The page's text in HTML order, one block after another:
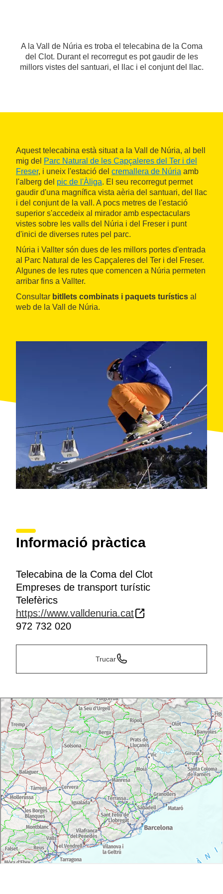
A la Vall de Núria es troba el telecabina de la Coma
del Clot. Durant el recorregut es pot gaudir de les
millors vistes del santuari, el llac i el conjunt del llac.
Aquest telecabina està situat a la Vall de Núria, al bell
mig del Parc Natural de les Capçaleres del Ter i del
Freser, i uneix l'estació del cremallera de Núria amb
l'alberg del pic de l'Àliga. El seu recorregut permet
gaudir d'una magnífica vista aèria del santuari, del llac
i del conjunt de la vall. A pocs metres de l'estació
superior s'accedeix al mirador amb espectaculars
vistes sobre les valls del Núria i del Freser i punt
d'inici de diverses rutes pel parc.
Núria i Vallter són dues de les millors portes d'entrada
al Parc Natural de les Capçaleres del Ter i del Freser.
Algunes de les rutes que comencen a Núria permeten
arribar fins a Vallter.
Consultar bitllets combinats i paquets turístics al
web de la Vall de Núria.
Informació pràctica
Telecabina de la Coma del Clot
Empreses de transport turístic
Telefèrics
https://www.valldenuria.cat
972 732 020
Trucar